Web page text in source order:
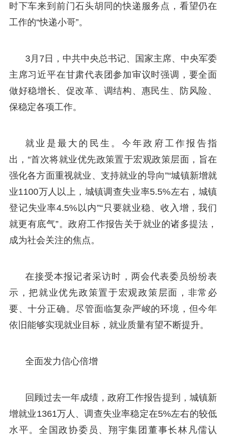
时下车来到前门石头胡同的快递服务点，看望仍在
工作的“快递小哥”。
3月7日，中共中央总书记、国家主席、中央军委
主席习近平在甘肃代表团参加审议时强调，要全面
做好稳增长、促改革、调结构、惠民生、防风险、
保稳定各项工作。
就业是最大的民生。今年政府工作报告指
出，“首次将就业优先政策置于宏观政策层面，旨在
强化各方面重视就业、支持就业的导向”“城镇新增就
业1100万人以上，城镇调查失业率5.5%左右，城镇
登记失业率4.5%以内”“只要就业稳、收入增，我们
就更有底气”。政府工作报告关于就业的诸多提法，
成为社会关注的焦点。
在接受本报记者采访时，两会代表委员纷纷表
示，把就业优先政策置于宏观政策层面，非常必
要、十分正确。尽管面临复杂严峻的环境，但今年
依旧能够实现就业目标，就业质量有望不断提升。
全面发力信心倍增
回顾过去一年成绩，政府工作报告提到，城镇新
增就业1361万人、调查失业率稳定在5%左右的较低
水平。全国政协委员、翔宇集团董事长林凡儒认